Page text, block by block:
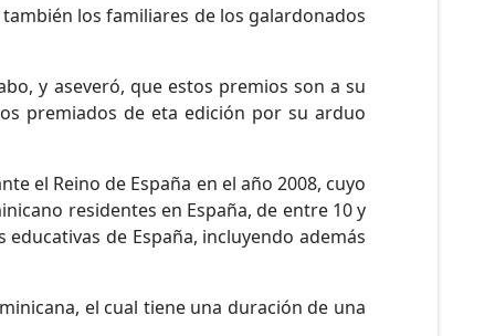
los familiares de los galardonados
y aseveró, que estos premios son a su
premiados de eta edición por su arduo
el Reino de España en el año 2008, cuyo
residentes en España, de entre 10 y
de España, incluyendo además
el cual tiene una duración de una